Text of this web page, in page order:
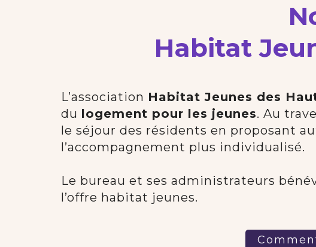
Habitat
L’association Habitat Jeunes des
du logement pour les jeunes. Au
le séjour des résidents en proposant
l’accompagnement plus individualisé.
Le bureau et ses administrateurs
l’offre habitat jeunes.